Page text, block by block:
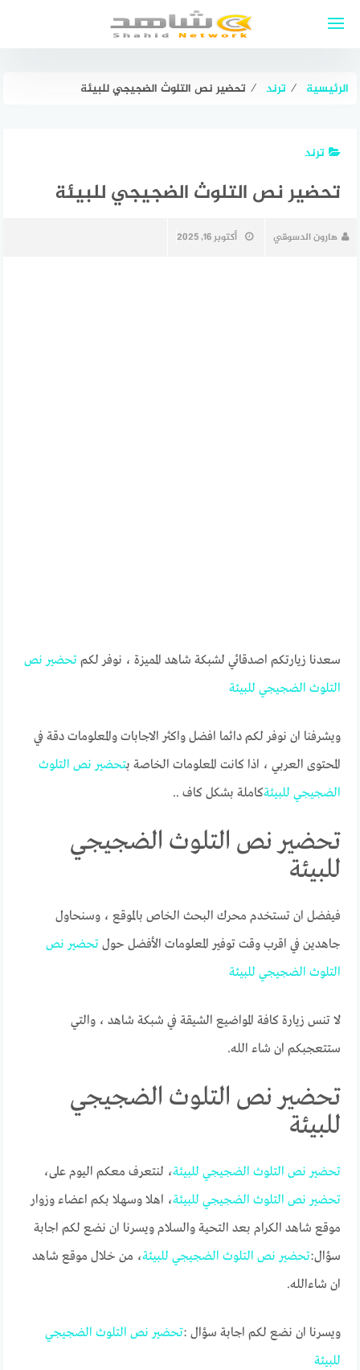
الرئيسية ⁄ ترند ⁄ تحضير نص التلوث الضجيجي للبيئة
ترند
تحضير نص التلوث الضجيجي للبيئة
هارون الدسوقي أكتوبر 16, 2025
سعدنا زيارتكم اصدقائي لشبكة شاهد المميزة ، نوفر لكمتحضير نص
التلوث الضجيجي للبيئة
ويشرفنا ان نوفر لكم دائما افضل واكثر الاجابات والمعلومات دقة في
المحتوى العربي ، اذا كانت المعلومات الخاصة بتحضير نص التلوث
الضجيجي للبيئةكاملة بشكل كاف ..
تحضير نص التلوث الضجيجي
للبيئة
فيفضل ان تستخدم محرك البحث الخاص بالموقع ، وسنحاول
جاهدين في اقرب وقت توفير المعلومات الأفضل حولتحضير نص
التلوث الضجيجي للبيئة
لا تنس زيارة كافة المواضيع الشيقة في شبكة شاهد ، والتي
ستتعجبكم ان شاء الله.
تحضير نص التلوث الضجيجي
للبيئة
تحضير نص التلوث الضجيجي للبيئة، لنتعرف معكم اليوم على،
تحضير نص التلوث الضجيجي للبيئة، اهلا وسهلا بكم اعضاء وزوار
موقع شاهد الكرام بعد التحية والسلام ويسرنا ان نضع لكم اجابة
سؤال:تحضير نص التلوث الضجيجي للبيئة، من خلال موقع شاهد
ان شاءالله.
ويسرنا ان نضع لكم اجابة سؤال :تحضير نص التلوث الضجيجي
للبيئة